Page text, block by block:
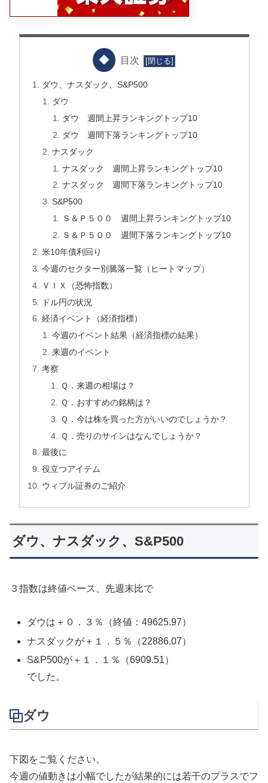
目次
ダウ、ナスダック、S&P500
ダウ
ダウ 週間上昇ランキングトップ10
ダウ 週間下落ランキングトップ10
ナスダック
ナスダック 週間上昇ランキングトップ10
ナスダック 週間下落ランキングトップ10
S&P500
Ｓ＆Ｐ５００ 週間上昇ランキングトップ10
Ｓ＆Ｐ５００ 週間下落ランキングトップ10
米10年債利回り
今週のセクター別騰落一覧（ヒートマップ）
ＶＩＸ（恐怖指数）
ドル円の状況
経済イベント（経済指標）
今週のイベント結果（経済指標の結果）
来週のイベント
考察
Ｑ．来週の相場は？
Ｑ．おすすめの銘柄は？
Ｑ．今は株を買った方がいいのでしょうか？
Ｑ．売りのサインはなんでしょうか？
最後に
役立つアイテム
ウィブル証券のご紹介
ダウ、ナスダック、S&P500
３指数は終値ベース、先週末比で
ダウは＋０．３％（終値：49625.97）
ナスダックが＋１．５％（22886.07）
S&P500が＋１．１％（6909.51）
でした。
ダウ
下図をご覧ください。
今週の値動きは小幅でしたが結果的には若干のプラスでフ